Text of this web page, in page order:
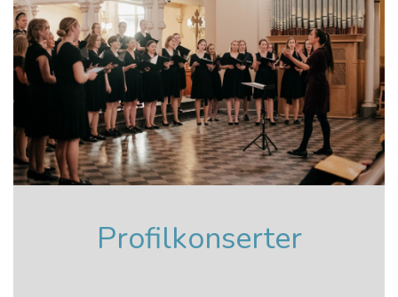
Profilkonserter